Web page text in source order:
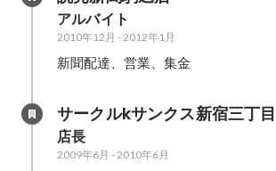
アルバイト
2010年12月 -2012年1月
新聞配達、営業、集金
サークルkサンクス新宿三丁
店長
2009年6月 -2010年6月